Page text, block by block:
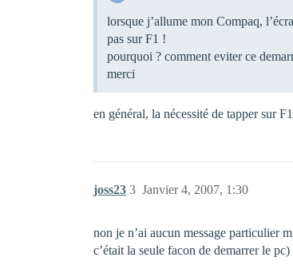
lorsque j’allume mon Compaq,
pas sur F1 !
pourquoi ? comment eviter ce
merci
en général, la nécessité de tapper sur
joss23 Janvier 4, 2007, 1:30
3
non je n’ai aucun message particulier
c’était la seule facon de demarrer le pc)